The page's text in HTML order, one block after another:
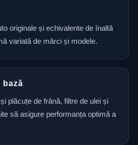
originale și echivalente de înaltă
variată de mărci și modele.
bază
plăcuțe de frână, filtre de ulei și
să asigure performanța optimă a